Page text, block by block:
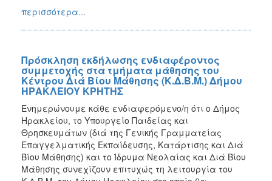
περισσότερα...
Πρόσκληση εκδήλωσης ενδιαφέροντος
συμμετοχής στα τμήματα μάθησης του
Κέντρου Διά Βίου Μάθησης (Κ.Δ.Β.Μ.) Δήμου
ΗΡΑΚΛΕΙΟΥ ΚΡΗΤΗΣ
Ενημερώνουμε κάθε ενδιαφερόμενο/η ότι ο Δήμος
Ηρακλείου, το Υπουργείο Παιδείας και
Θρησκευμάτων (διά της Γενικής Γραμματείας
Επαγγελματικής Εκπαίδευσης, Κατάρτισης και Διά
Βίου Μάθησης) και το Ίδρυμα Νεολαίας και Διά Βίου
Μάθησης συνεχίζουν επιτυχώς τη λειτουργία του